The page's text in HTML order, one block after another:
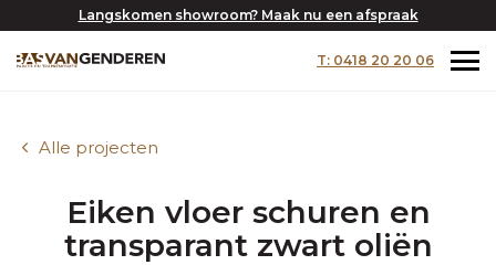
Langskomen showroom? Maak nu een afspraak
T: 0418 20 20 06
Alle projecten
Eiken vloer schuren en
transparant zwart oliën